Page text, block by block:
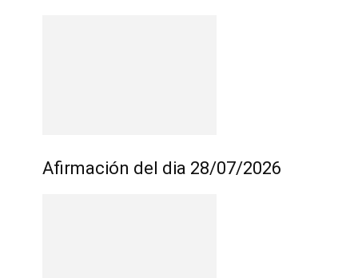
Afirmación del dia 28/07/2026